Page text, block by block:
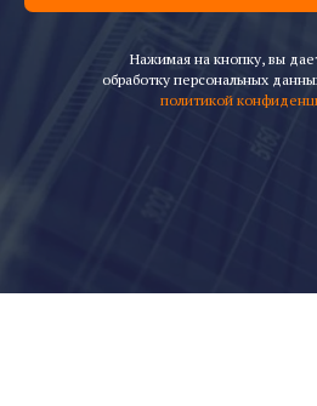
Нажимая на кнопку, вы
обработку персональных
политикой